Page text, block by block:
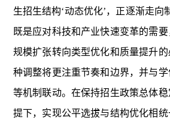
生招生结构‘动态优化’，正逐渐走向
既是应对科技和产业快速变革的需
规模扩张转向类型优化和质量提升
种调整将更注重节奏和边界，并与
等机制联动。在保持招生政策总体
提下，实现公平选拔与结构优化相